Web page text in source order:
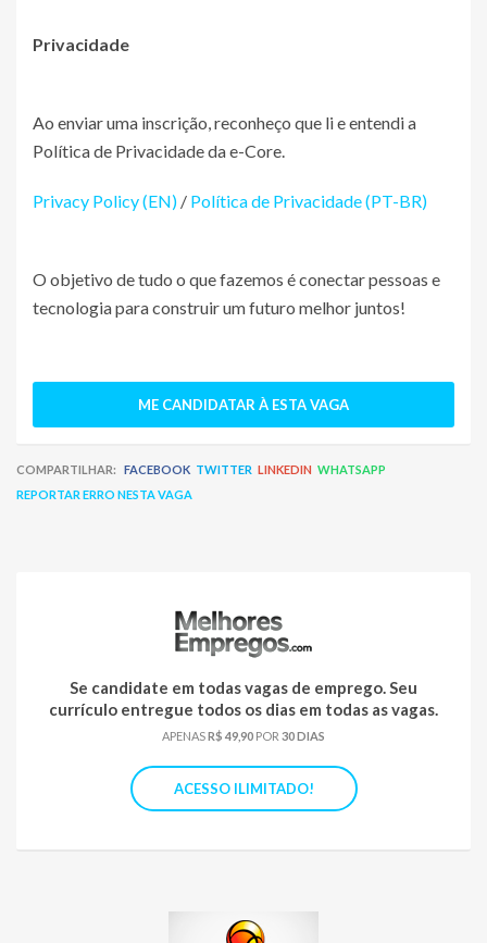
Privacidade
Ao enviar uma inscrição, reconheço que li e entendi a
Política de Privacidade da e-Core.
Privacy Policy (EN) / Política de Privacidade (PT-BR)
O objetivo de tudo o que fazemos é conectar pessoas e
tecnologia para construir um futuro melhor juntos!
ME CANDIDATAR À ESTA VAGA
COMPARTILHAR: FACEBOOK TWITTER LINKEDIN WHATSAPP
REPORTAR ERRO NESTA VAGA
Se candidate em todas vagas de emprego. Seu
currículo entregue todos os dias em todas as vagas.
APENASR$ 49,90 POR 30 DIAS
ACESSO ILIMITADO!